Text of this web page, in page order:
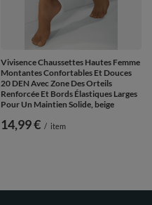
Vivisence Chaussettes Hautes Femme
Montantes Confortables Et Douces
20 DEN Avec Zone Des Orteils
Renforcée Et Bords Élastiques Larges
Pour Un Maintien Solide, beige
14,99 € / item